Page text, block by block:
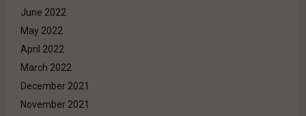
June 2022
May 2022
April 2022
March 2022
December 2021
November 2021